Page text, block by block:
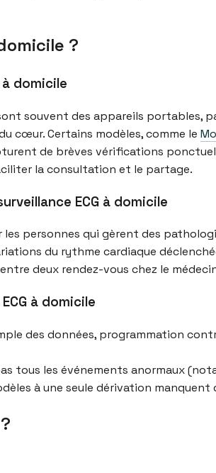
?
domicile
souvent des appareils portables,
cœur. Certains modèles, comme le
de brèves vérifications
la consultation et le partage.
ECG à domicile
personnes qui gèrent des
du rythme cardiaque
deux rendez-vous chez le
à domicile
des données, programmation
tous les événements anormaux
à une seule dérivation